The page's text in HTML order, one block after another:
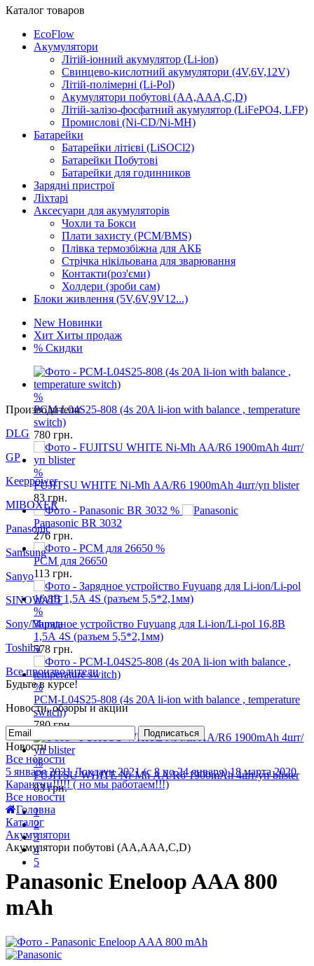
Каталог товаров
EcoFlow
Акумулятори
Літій-іонний акумулятор (Li-ion)
Свинцево-кислотний акумулятори (4V,6V,12V)
Літій-полімерні (Li-Pol)
Акумулятори побутові (AA,AAA,C,D)
Літій-залізо-фосфатний акумулятор (LiFePO4, LFP)
Промислові (Ni-CD/Ni-MH)
Батарейки
Батарейки літієві (LiSOCl2)
Батарейки Побутові
Батарейки для годинников
Зарядні пристрої
Ліхтарі
Аксесуари для акумуляторів
Чохли та Бокси
Плати захисту (PCM/BMS)
Плівка термозбіжна для АКБ
Стрічка нікільована для зварювання
Контакти(роз'єми)
Холдери (зроби сам)
Блоки живлення (5V,6V,9V12...)
New Новинки
Хит Хиты продаж
% Скидки
%
PCM-L04S25-808 (4s 20A li-ion with balance , temperature
switch)
780 грн.
%
FUJITSU WHITE Ni-Mh АА/R6 1900mAh 4шт/уп blister
83 грн.
%
Panasonic BR 3032
276 грн.
%
PCM для 26650
113 грн.
%
Зарядное устройство Fuyuang для Li-ion/Li-pol 16,8В
1,5А 4S (разъем 5,5*2,1мм)
578 грн.
%
PCM-L04S25-808 (4s 20A li-ion with balance , temperature
switch)
780грн.
%
FUJITSU WHITE Ni-Mh АА/R6 1900mAh 4шт/уп blister
83грн.
1
2
3
4
5
Производители
DLG
GP
Keeppower
MIBOXER
Panasonic
Samsung
Sanyo
SINOWATT
Sony/Murata
Toshiba
Все производители
Будьте в курсе!
Новости, обзоры и акции
Подписаться
Новости
Все новости
5 января 2021 Локдаун 2021 (с 8 по 24 января) 18 марта 2020
Карантин!!!!! ( но мы работаем!!!)
Все новости
Головна
Каталог
Акумулятори
Акумулятори побутові (AA,AAA,C,D)
Panasonic Eneloop AAA 800
mAh